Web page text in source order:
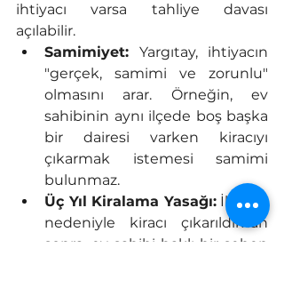
ihtiyacı varsa tahliye davası
açılabilir.
Samimiyet: Yargıtay, ihtiyacın
"gerçek, samimi ve zorunlu"
olmasını arar. Örneğin, ev
sahibinin aynı ilçede boş başka
bir dairesi varken kiracıyı
çıkarmak istemesi samimi
bulunmaz.
Üç Yıl Kiralama Yasağı: İhtiyaç
nedeniyle kiracı çıkarıldıktan
sonra, ev sahibi haklı bir sebep